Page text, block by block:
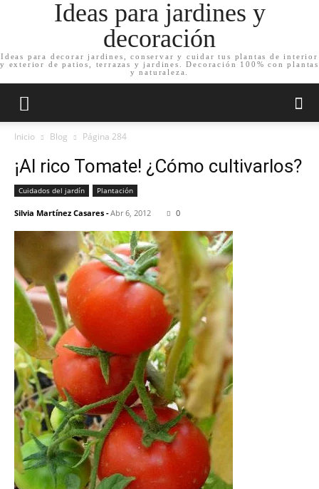
Ideas para jardines y
decoración
Ideas para decorar jardines, conservar y cuidar tus plantas de interior
y exterior de patios, terrazas y jardines. Decoración 100% con plantas
y naturaleza.
Inicio Blog Página 284
¡Al rico Tomate! ¿Cómo cultivarlos?
Cuidados del jardín Plantación
Silvia Martínez Casares -Abr 6, 2012 0